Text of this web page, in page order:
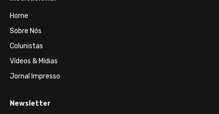
Home
Sobre Nós
Colunistas
Vídeos & Mídias
Jornal Impresso
Newsletter